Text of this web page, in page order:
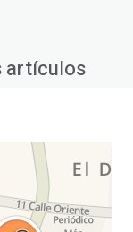
artículos